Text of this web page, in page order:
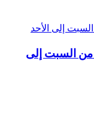
السبت إلى